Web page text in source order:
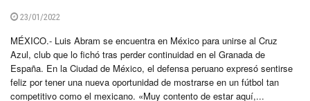
23/01/2022
MÉXICO.- Luis Abram se encuentra en México para unirse al Cruz
Azul, club que lo fichó tras perder continuidad en el Granada de
España. En la Ciudad de México, el defensa peruano expresó sentirse
feliz por tener una nueva oportunidad de mostrarse en un fútbol tan
competitivo como el mexicano. «Muy contento de estar aquí,...